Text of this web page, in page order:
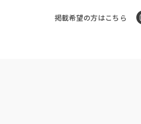
掲載希望の方はこちら